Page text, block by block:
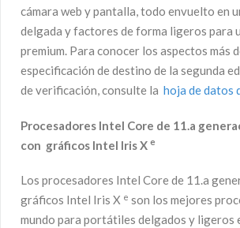
cámara web y pantalla, todo envuelto en
delgada y factores de forma ligeros para
premium. Para conocer los aspectos más
especificación de destino de la segunda
de verificación, consulte la hoja de datos
Procesadores Intel Core de 11.a
con gráficos Intel Iris X e
Los procesadores Intel Core de 11.a
gráficos Intel Iris X e son los mejores
mundo para portátiles delgados y ligeros